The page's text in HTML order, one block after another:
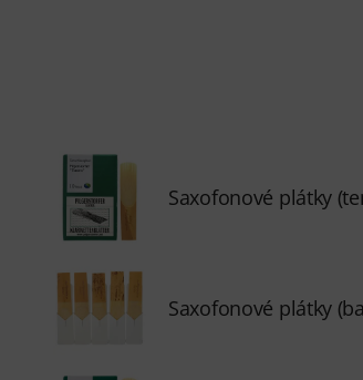
Saxofonové plátky
Saxofonové plátky